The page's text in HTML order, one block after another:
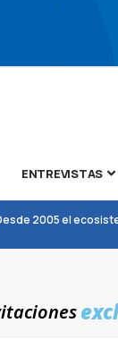
ENTREVISTAS
2005 el